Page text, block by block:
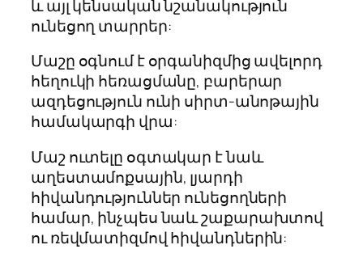
և այլ կենսական նշանակություն
ունեցող տարրեր:
Մաշը օգնում է օրգանիզմից ավելորդ
հեղուկի հեռացմանը, բարերար
ազդեցություն ունի սիրտ-անոթային
համակարգի վրա:
Մաշ ուտելը օգտակար է նաև
աղեստամոքսային, լյարդի
հիվանդություններ ունեցողների
համար, ինչպես նաև շաքարախտով
ու ռեվմատիզմով հիվանդներին: